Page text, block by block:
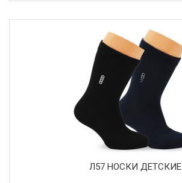
Л57 НОСКИ ДЕТСКИЕ